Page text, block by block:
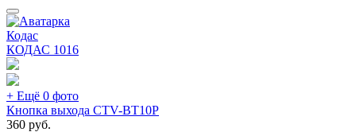
Кодас
КОДАС 1016
+ Ещё 0 фото
Кнопка выхода CTV-BT10P
360 руб.